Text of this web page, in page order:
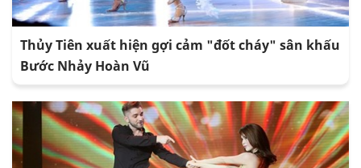
Thủy Tiên xuất hiện gợi cảm "đốt cháy" sân khấu
Bước Nhảy Hoàn Vũ